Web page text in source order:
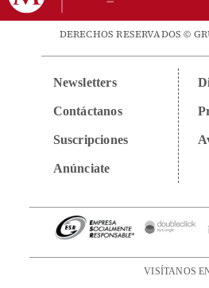
DERECHOS RESERVADOS ©
Newsletters
Contáctanos
Suscripciones
Anúnciate
VISÍTANOS